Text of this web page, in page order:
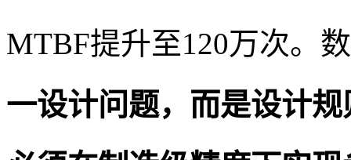
MTBF提升至120万次。
一设计问题，而是设计